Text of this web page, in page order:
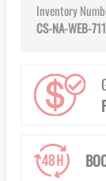
Inventory
CS-NA-WEB-